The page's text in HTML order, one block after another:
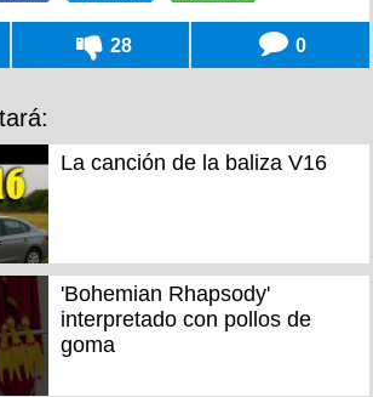
28 0
La canción de la baliza V16
'Bohemian Rhapsody'
interpretado con pollos de
goma